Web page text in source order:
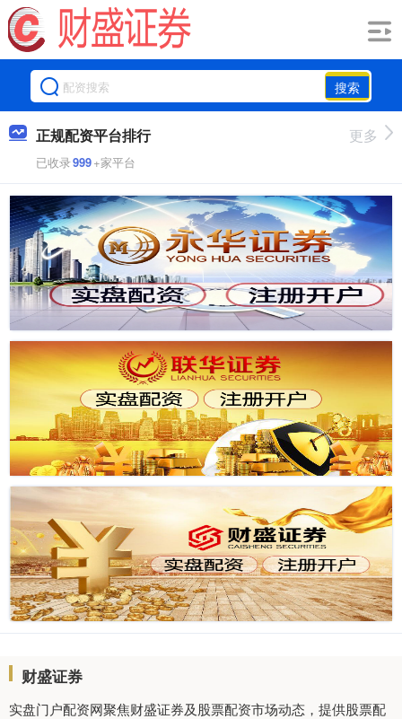
搜索
正规配资平台排行
已收录999+家平台
更多
财盛证券
实盘门户配资网聚焦财盛证券及股票配资市场动态，提供股票配